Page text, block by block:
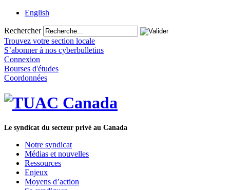
English
Rechercher
Trouvez votre section locale
S’abonner à nos cyberbulletins
Connexion
Bourses d'études
Coordonnées
Le syndicat du secteur privé au Canada
Notre syndicat
Médias et nouvelles
Ressources
Enjeux
Moyens d’action